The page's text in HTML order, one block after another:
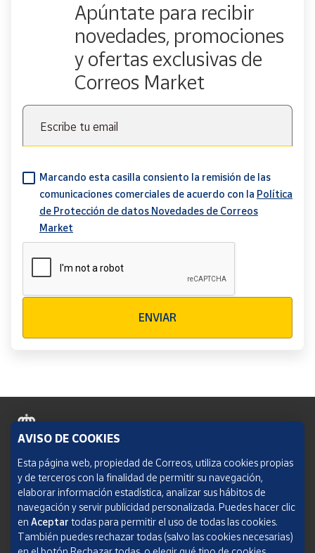
Apúntate para recibir
novedades, promociones
y ofertas exclusivas de
Correos Market
Escribe tu email
Marcando esta casilla consiento la remisión de las
comunicaciones comerciales de acuerdo con la Política
de Protección de datos Novedades de Correos
Market
ENVIAR
Política de cookies
Aviso legal
Condiciones del servicio
Política de Privacidad Web
AVISO DE COOKIES
Esta página web, propiedad de Correos, utiliza cookies propias
y de terceros con la finalidad de permitir su navegación,
elaborar información estadística, analizar sus hábitos de
navegación y servir publicidad personalizada. Puedes hacer clic
en Aceptar todas para permitir el uso de todas las cookies.
También puedes rechazar todas (salvo las cookies necesarias)